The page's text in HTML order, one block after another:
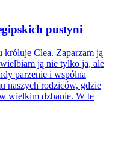
pustyni
króluje Clea. Zaparzam ją
ją nie tylko ja, ale
parzenie i wspólna
naszych rodziców, gdzie
wielkim dzbanie. W te